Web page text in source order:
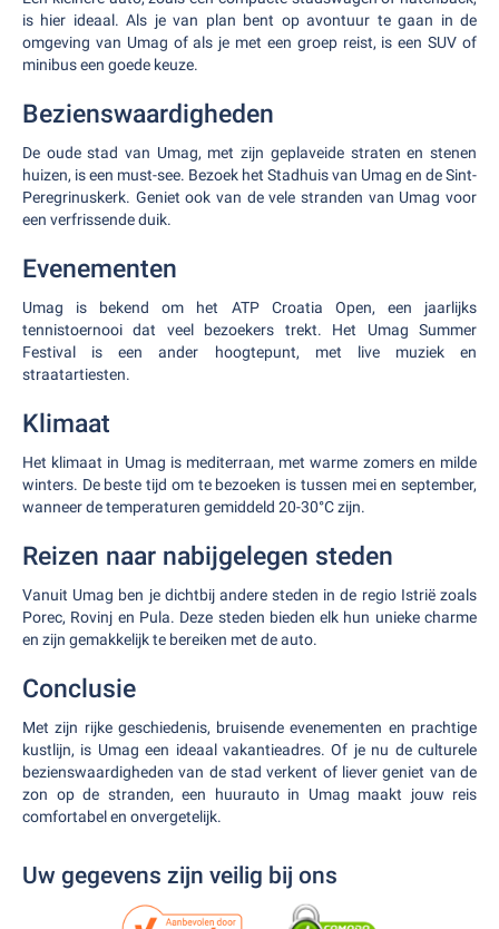
is hier ideaal. Als je van plan bent op avontuur te gaan in de
omgeving van Umag of als je met een groep reist, is een SUV of
minibus een goede keuze.
Bezienswaardigheden
De oude stad van Umag, met zijn geplaveide straten en stenen
huizen, is een must-see. Bezoek het Stadhuis van Umag en de Sint-
Peregrinuskerk. Geniet ook van de vele stranden van Umag voor
een verfrissende duik.
Evenementen
Umag is bekend om het ATP Croatia Open, een jaarlijks
tennistoernooi dat veel bezoekers trekt. Het Umag Summer
Festival is een ander hoogtepunt, met live muziek en
straatartiesten.
Klimaat
Het klimaat in Umag is mediterraan, met warme zomers en milde
winters. De beste tijd om te bezoeken is tussen mei en september,
wanneer de temperaturen gemiddeld 20-30°C zijn.
Reizen naar nabijgelegen steden
Vanuit Umag ben je dichtbij andere steden in de regio Istrië zoals
Porec, Rovinj en Pula. Deze steden bieden elk hun unieke charme
en zijn gemakkelijk te bereiken met de auto.
Conclusie
Met zijn rijke geschiedenis, bruisende evenementen en prachtige
kustlijn, is Umag een ideaal vakantieadres. Of je nu de culturele
bezienswaardigheden van de stad verkent of liever geniet van de
zon op de stranden, een huurauto in Umag maakt jouw reis
comfortabel en onvergetelijk.
Uw gegevens zijn veilig bij ons